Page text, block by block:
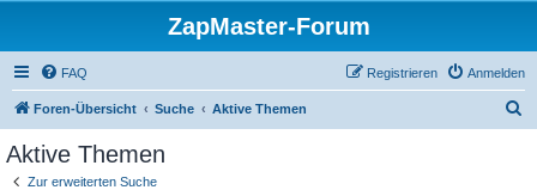
ZapMaster-Forum
FAQ Anmelden
Registrieren
Foren-Übersicht Suche Aktive Themen
Aktive Themen
Zur erweiterten Suche